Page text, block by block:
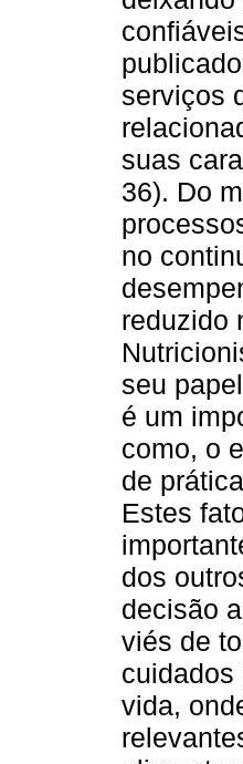
serviços
suas
36). Do
no
reduzido
seu
é um
como, o
de
Estes
dos
decisão
viés de
cuidados
vida,